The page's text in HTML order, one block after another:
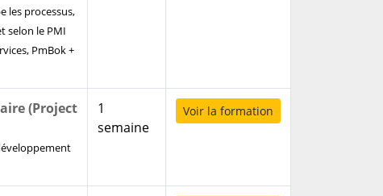
les processus,
selon le PMI
PmBok +
(Project
1
semaine
Voir la formation